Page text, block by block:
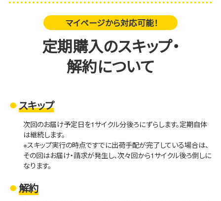
マイページから対応可能！
定期購入のスキップ・
解約について
スキップ
次回のお届け予定日を1サイクル分後ろにずらします。定期自体
は継続します。
※スキップ実行の時点ですでに出荷手配が完了している場合は、
その回はお届け・請求が発生し、次々回から1サイクル後ろ倒しに
なります。
解約